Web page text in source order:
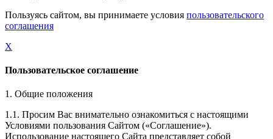
Пользуясь сайтом, вы принимаете условия пользовательского
соглашения
X
Пользовательское соглашение
1. Общие положения
1.1. Просим Вас внимательно ознакомиться с настоящими
Условиями пользования Сайтом («Соглашение»).
Использование настоящего Сайта представляет собой